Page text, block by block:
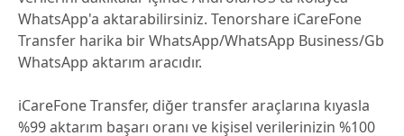
WhatsApp'a aktarabilirsiniz. Tenorshare iCareFone
Transfer harika bir WhatsApp/WhatsApp Business/Gb
WhatsApp aktarım aracıdır.
iCareFone Transfer, diğer transfer araçlarına kıyasla
%99 aktarım başarı oranı ve kişisel verilerinizin %100